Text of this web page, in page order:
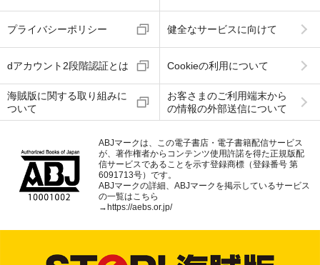
プライバシーポリシー 健全なサービスに向けて
dアカウント2段階認証とは Cookieの利用について
海賊版に関する取り組みに
ついて
お客さまのご利用端末から
の情報の外部送信について
ABJマークは、この電子書店・電子書籍配信サービス
が、著作権者からコンテンツ使用許諾を得た正規版配
信サービスであることを示す登録商標（登録番号 第
6091713号）です。
ABJマークの詳細、ABJマークを掲示しているサービス
の一覧はこちら
→https://aebs.or.jp/